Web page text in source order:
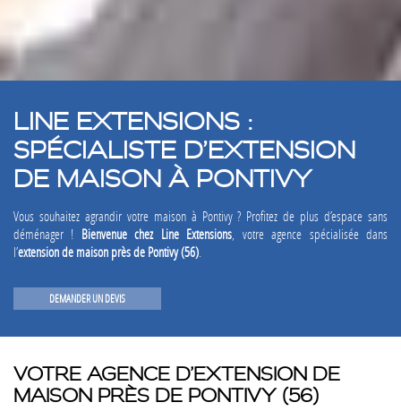
LINE EXTENSIONS :
SPÉCIALISTE D’EXTENSION
DE MAISON À PONTIVY
Vous souhaitez agrandir votre maison à Pontivy ? Profitez de plus d’espace sans
déménager ! Bienvenue chez Line Extensions , votre agence spécialisée dans
l’extension de maison près de Pontivy (56)
DEMANDER UN DEVIS
VOTRE AGENCE D’EXTENSION DE
MAISON PRÈS DE PONTIVY (56)